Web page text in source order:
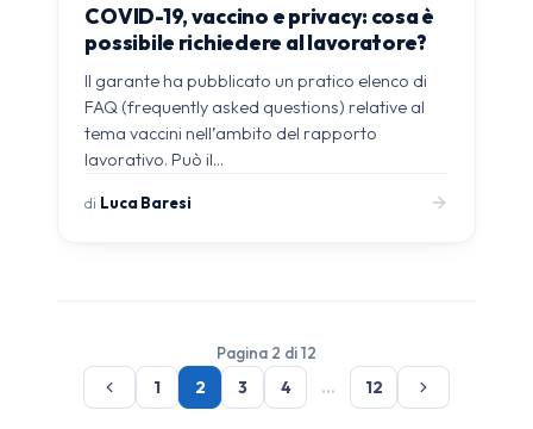
COVID-19, vaccino e privacy: cosa è
possibile richiedere al lavoratore?
Il garante ha pubblicato un pratico elenco di
FAQ (frequently asked questions) relative al
tema vaccini nell’ambito del rapporto
lavorativo. Può il…
di Luca Baresi
Pagina 2 di 12
1
2 3 4 … 12